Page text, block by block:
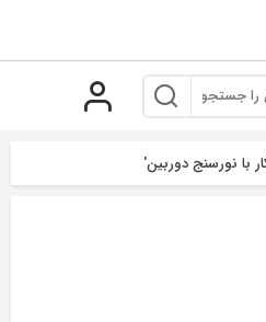
با نورسنج دوربین'